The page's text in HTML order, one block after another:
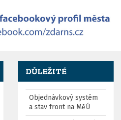
DŮLEŽITÉ
Objednávkový systém
a stav front na MěÚ